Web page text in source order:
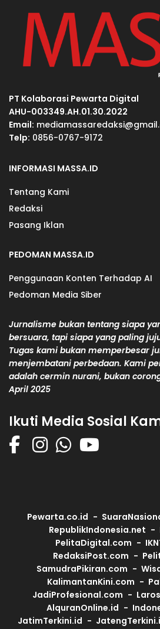
PT Kolaborasi Pewarta Digital
AHU-003349.AH.01.30.2022
Email:
Telp: 0856-0767-9172
INFORMASI MASSA.ID
Tentang Kami
Redaksi
Pasang Iklan
PEDOMAN MASSA.ID
Penggunaan Konten Terhadap AI
Pedoman Media Siber
Jurnalisme bukan tentang siapa
bersuara, tapi siapa yang paling
Tugas kami bukan memperbesar
menjembatani perbedaan. Kami
adalah cermin nurani, bukan
April 2025
Ikuti Media Sosial
Pewarta.co.id
RepublikIndonesia.net
PelitaDigital.com
RedaksiPost.com
SamudraPikiran.com
KalimantanKini.com
JadiProfesional.com
AlquranOnline.id
JatimTerkini.id